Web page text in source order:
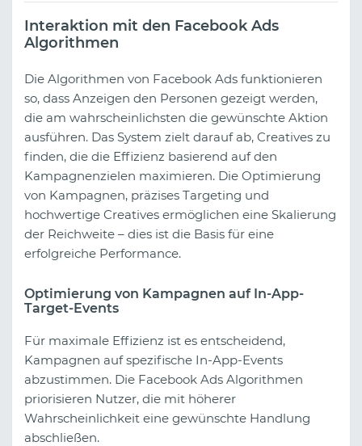
Interaktion mit den Facebook Ads
Algorithmen
Die Algorithmen von Facebook Ads funktionieren
so, dass Anzeigen den Personen gezeigt werden,
die am wahrscheinlichsten die gewünschte Aktion
ausführen. Das System zielt darauf ab, Creatives zu
finden, die die Effizienz basierend auf den
Kampagnenzielen maximieren. Die Optimierung
von Kampagnen, präzises Targeting und
hochwertige Creatives ermöglichen eine Skalierung
der Reichweite – dies ist die Basis für eine
erfolgreiche Performance.
Optimierung von Kampagnen auf In-App-
Target-Events
Für maximale Effizienz ist es entscheidend,
Kampagnen auf spezifische In-App-Events
abzustimmen. Die Facebook Ads Algorithmen
priorisieren Nutzer, die mit höherer
Wahrscheinlichkeit eine gewünschte Handlung
abschließen.